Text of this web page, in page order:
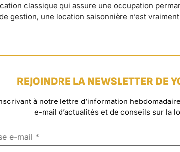
classique qui assure une occupation
gestion, une location saisonnière n’est
REJOINDRE LA NEWSLETTER DE
à notre lettre d’information
e-mail d’actualités et de conseils sur la